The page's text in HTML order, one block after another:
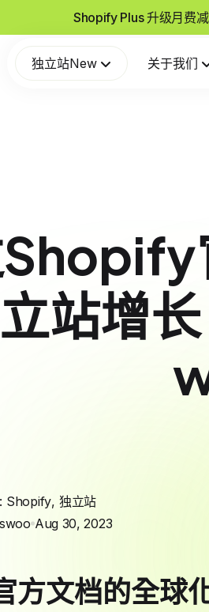
Shopify Plus 升级月费
独立站New 关于我们
立站增
Shopify, 独立站
Aug 30, 2023
方文档的全球